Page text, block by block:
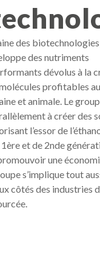
des biotechnologies,
des nutriments
dévolus à la
profitables
et animale. Le
à créer des
l’essor de
et de 2nde
une
s’implique tout
côtés des industries